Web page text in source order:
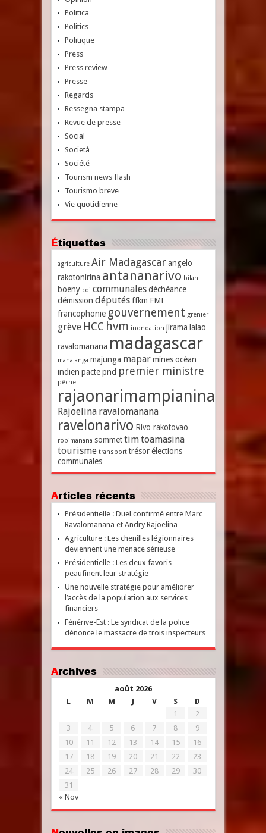
Politica
Politics
Politique
Press
Press review
Presse
Regards
Ressegna stampa
Revue de presse
Social
Società
Société
Tourism news flash
Tourismo breve
Vie quotidienne
Étiquettes
agriculture Air Madagascar angelo
rakotonirina antananarivo bilan
boeny coi communales déchéance
démission députés ffkm FMI
francophonie gouvernement grenier
grève HCC hvm inondation jirama lalao
ravalomanana madagascar
mahajanga majunga mapar mines océan
indien pacte pnd premier ministre
pêche
rajaonarimampianina
Rajoelina ravalomanana
ravelonarivo Rivo rakotovao
robimanana sommet timtoamasina
tourisme transport trésor élections
communales
Articles récents
Présidentielle : Duel confirmé entre Marc
Ravalomanana et Andry Rajoelina
Agriculture : Les chenilles légionnaires
deviennent une menace sérieuse
Présidentielle : Les deux favoris
peaufinent leur stratégie
Une nouvelle stratégie pour améliorer
l’accès de la population aux services
financiers
Fénérive-Est : Le syndicat de la police
dénonce le massacre de trois inspecteurs
Archives
août 2026
L
M M J V S D
« Nov
1
2
3
4 5 6 7 8
9
10
11 12 13 14 15
16
17
18 19 20 21 22
23
24
25 26 27 28 29
30
31